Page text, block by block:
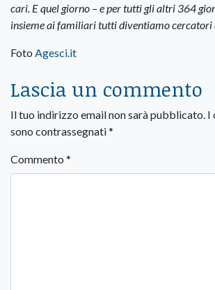
cari. E quel giorno – e per tutti gli altri 364
insieme ai familiari tutti diventiamo cercatori
Foto Agesci.it
Lascia un commento
Il tuo indirizzo email non sarà pubblicato. I
sono contrassegnati*
Commento *